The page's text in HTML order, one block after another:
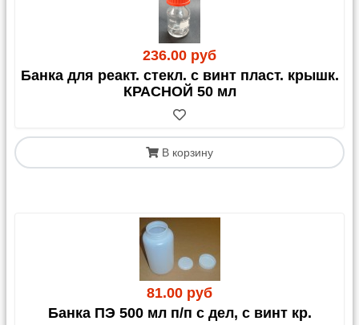
236.00 руб
Банка для реакт. стекл. с винт пласт. крышк.
КРАСНОЙ 50 мл
В корзину
81.00 руб
Банка ПЭ 500 мл п/п с дел, с винт кр.